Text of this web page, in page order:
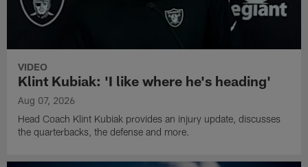
VIDEO
Klint Kubiak: 'I like where he's heading'
Aug 07, 2026
Head Coach Klint Kubiak provides an injury update, discusses
the quarterbacks, the defense and more.